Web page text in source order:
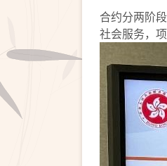
合约分两阶
社会服务，